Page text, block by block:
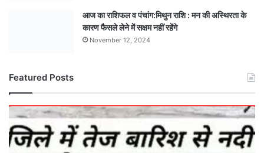
आज का राशिफल व पंचांग:मिथुन राशि : मन की अस्थिरता के
कारण फैसले लेने में सक्षम नहीं रहेंगे
November 12, 2024
Featured Posts
अपडेट
:
आज